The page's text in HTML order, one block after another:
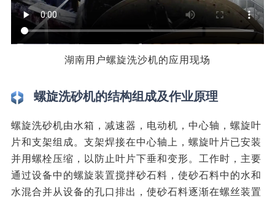
湖南用户螺旋洗沙机的应用现场
螺旋洗砂机的结构组成及作业原理
螺旋洗砂机由水箱，减速器，电动机，中心轴，螺旋叶
片和支架组成。支架焊接在中心轴上，螺旋叶片已安装
并用螺栓压缩，以防止叶片下垂和变形。工作时，主要
通过设备中的螺旋装置搅拌砂石料，使砂石料中的水和
水混合并从设备的孔口排出，使砂石料逐渐在螺丝装置